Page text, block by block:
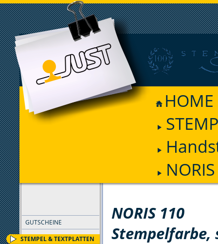
HOME
GUTSCHEINE
STEMPEL & TEXTPLATTEN
NORIS 110
Stempelfarbe,